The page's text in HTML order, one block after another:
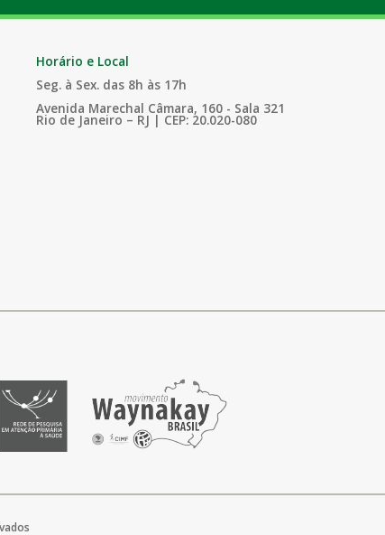
Horário e Local
Seg. à Sex. das 8h às 17h
Avenida Marechal Câmara, 160 - Sala 321
Rio de Janeiro – RJ | CEP: 20.020-080